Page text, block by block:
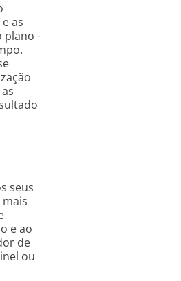
as
plano -
seus
e ao
de
ou